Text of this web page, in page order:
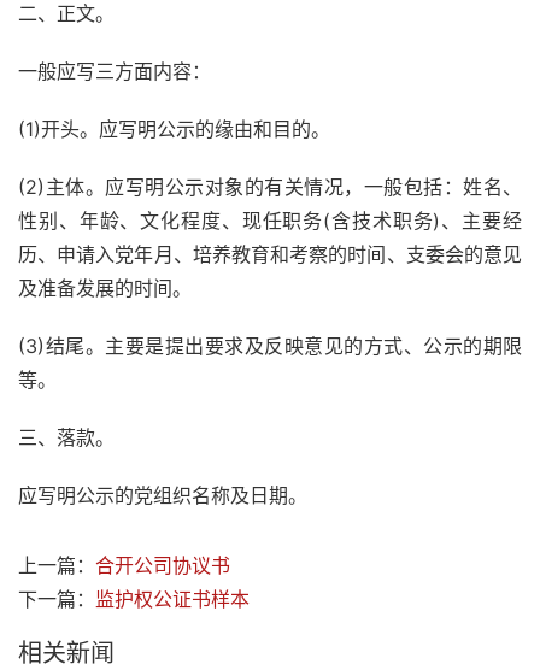
二、正文。
一般应写三方面内容：
(1)开头。应写明公示的缘由和目的。
(2)主体。应写明公示对象的有关情况，一般包括：姓名、
性别、年龄、文化程度、现任职务(含技术职务)、主要经
历、申请入党年月、培养教育和考察的时间、支委会的意见
及准备发展的时间。
(3)结尾。主要是提出要求及反映意见的方式、公示的期限
等。
三、落款。
应写明公示的党组织名称及日期。
上一篇： 合开公司协议书
下一篇： 监护权公证书样本
相关新闻